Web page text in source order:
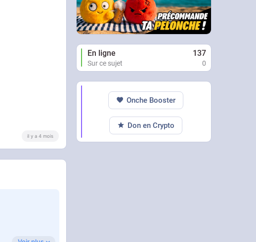
il y a 4 mois
En ligne 137
Sur ce sujet 0
Onche Booster
Don en Crypto